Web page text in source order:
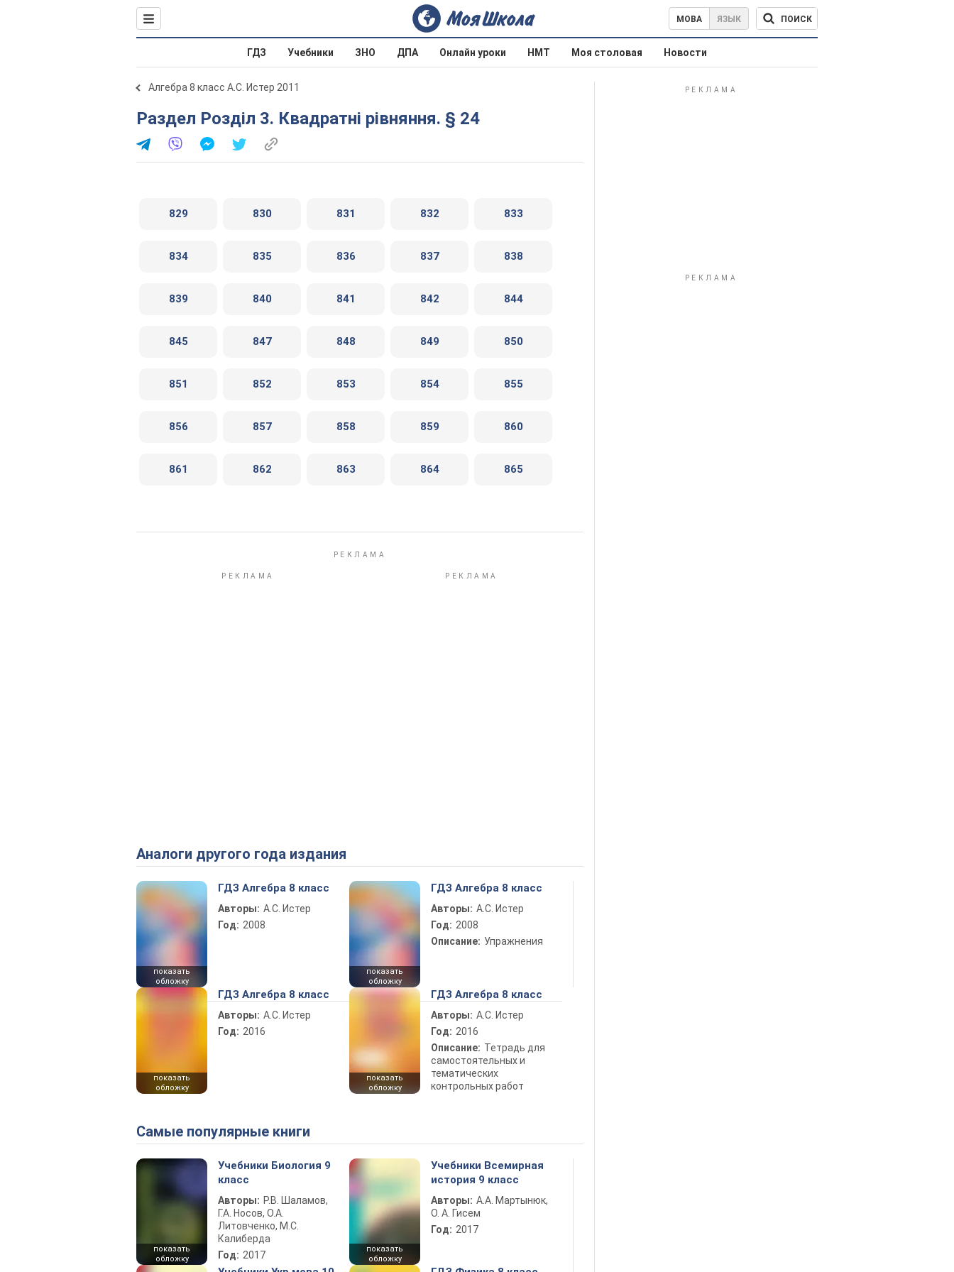
МОВА ЯЗЫК ПОИСК
ГДЗ Учебники ЗНО ДПА Онлайн уроки НМТ Моя столовая Новости
Алгебра 8 класс А.С. Истер 2011
Раздел Розділ 3. Квадратні рівняння. § 24
829 830 831 832 833
834 835 836 837 838
839 840 841 842 844
845 847 848 849 850
851 852 853 854 855
856 857 858 859 860
861 862 863 864 865
Аналоги другого года издания
показать
обложку
ГДЗ Алгебра 8 класс
Авторы: А.С. Истер
Год: 2008
показать
обложку
ГДЗ Алгебра 8 класс
Авторы: А.С. Истер
Год: 2008
Описание: Упражнения
показать
обложку
ГДЗ Алгебра 8 класс
Авторы: А.С. Истер
Год: 2016
показать
обложку
ГДЗ Алгебра 8 класс
Авторы: А.С. Истер
Год: 2016
Описание: Тетрадь для
самостоятельных и
тематических
контрольных работ
Самые популярные книги
показать
обложку
Учебники Биология 9
класс
Авторы: Р.В. Шаламов,
Г.А. Носов, О.А.
Литовченко, М.С.
Калиберда
Год: 2017
показать
обложку
Учебники Всемирная
история 9 класс
Авторы: А.А. Мартынюк,
О. А. Гисем
Год: 2017